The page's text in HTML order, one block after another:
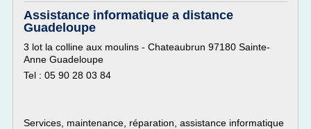
Assistance informatique a distance
Guadeloupe
3 lot la colline aux moulins - Chateaubrun 97180 Sainte-
Anne Guadeloupe
Tel : 05 90 28 03 84
Services, maintenance, réparation, assistance informatique